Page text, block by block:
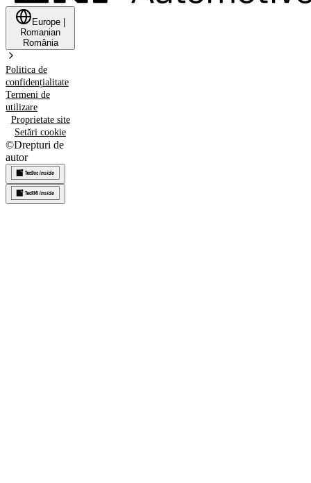
Europe
Romanian
România
Politica de
confidențialitate
Termeni de
utilizare
Proprietate site
Setări cookie
©Drepturi de
autor